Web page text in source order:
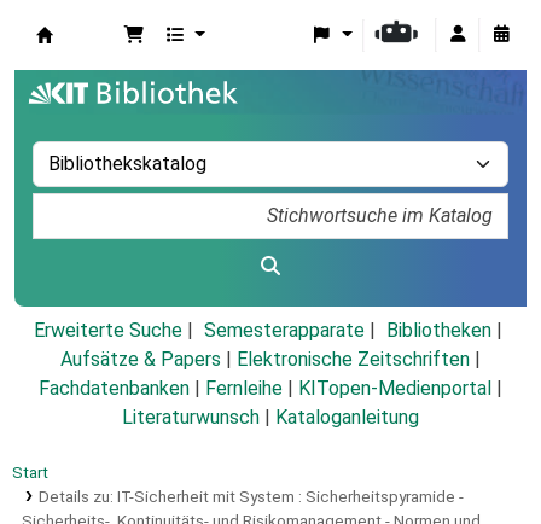
Erweiterte Suche Semesterapparate
Bibliotheken
Aufsätze & Papers
Elektronische Zeitschriften
Fachdatenbanken
Fernleihe KITopen-Medienportal
Literaturwunsch
Kataloganleitung
Start
Details zu: IT-Sicherheit mit System : Sicherheitspyramide -